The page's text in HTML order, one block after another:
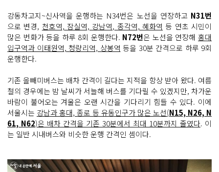
강동차고지~신사역을 운행하는 N34번은 노선을 연장하고 N31번
으로 변경, 천호역, 잠실역, 강남역, 종각역, 혜화역 등 연초 시민이
많은 번화가 등을 하루 8회 운행한다. N72번은 노선을 연장해홍대
입구역과 이태원역, 청량리역, 상봉역 등을 30분 간격으로 하루 9회
운행한다.
기존 올빼미버스는 배차 간격이 길다는 지적을 항상 받아 왔다. 여름
철의 경우에는 밤 날씨가 서늘해 버스를 기다릴 수 있겠지만, 차가운
바람이 불어오는 겨울은 오랜 시간을 기다리기 힘들 수 있다. 이에
서울시는 강남과 홍대, 종로 등 유동인구가 많은 노선(N15, N26, N
61, N62)은 배차 간격을 기존 30분에서 최대 10분까지 줄였다. 이
는 일반 시내버스와 비슷한 운행 간격인 셈이다.